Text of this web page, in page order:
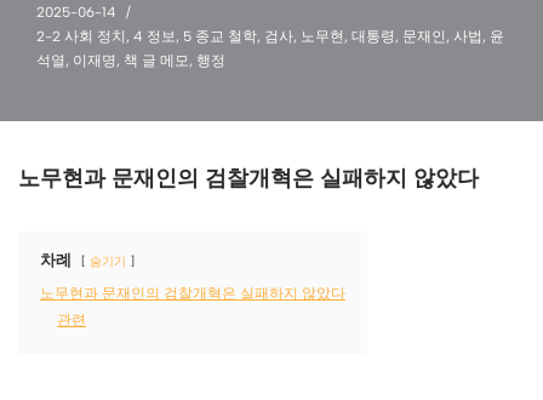
2025-06-14
2-2 사회 정치 , 4 정보, 5 종교 철학, 검사, 노무현 , 대통령 , 문재인 , 사법 , 윤
석열 , 이재명 , 책 글 메모, 행정
노무현과 문재인의 검찰개혁은 실패하지 않았다
차례 숨기기
노무현과 문재인의 검찰개혁은 실패하지 않았다
관련